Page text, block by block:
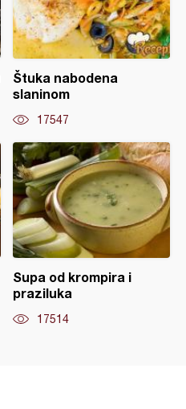
Štuka nabodena
slaninom
17547
Supa od krompira i
praziluka
17514